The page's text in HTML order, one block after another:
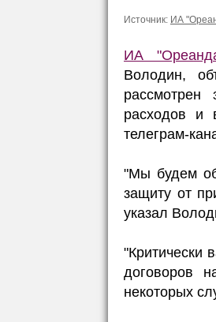
Источник: ИА
ИА
Володин,
рассмотрен
расходов и
телеграм-
"Мы будем
защиту от
указал
"Критически
договоров
некоторых